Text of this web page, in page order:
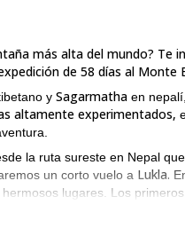
más alta del mundo?
de 58 días al Monte
y Sagarmatha en nepalí,
altamente experimentados,
la ruta sureste en Nepal
un corto vuelo a Lukla.
lugares. Los